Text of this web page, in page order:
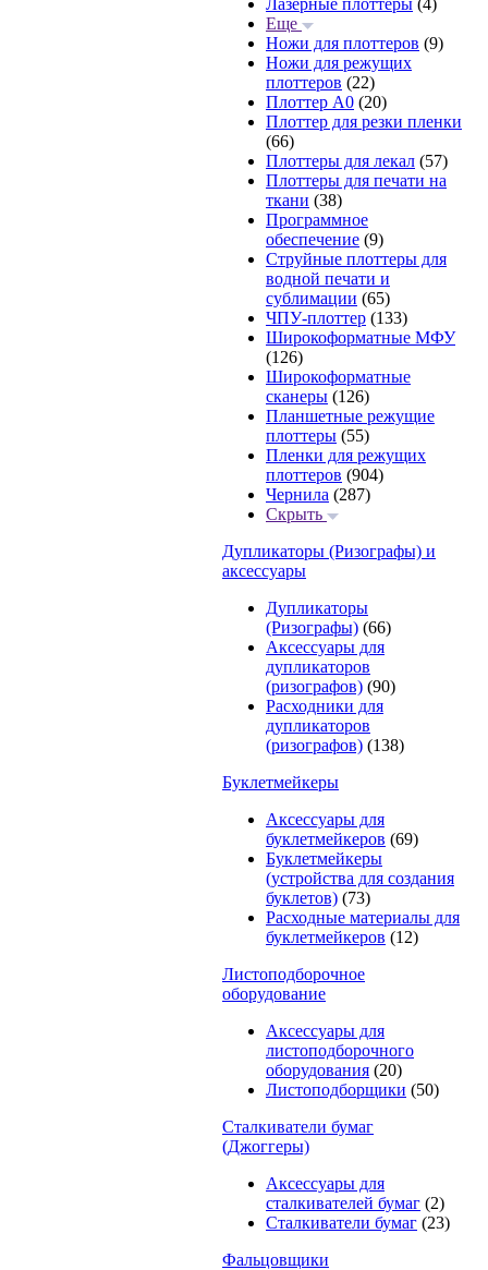
Лазерные плоттеры (4)
Еще
Ножи для плоттеров (9)
Ножи для режущих
плоттеров (22)
Плоттер А0 (20)
Плоттер для резки пленки
(66)
Плоттеры для лекал (57)
Плоттеры для печати на
ткани (38)
Программное
обеспечение (9)
Струйные плоттеры для
водной печати и
сублимации (65)
ЧПУ-плоттер (133)
Широкоформатные МФУ
(126)
Широкоформатные
сканеры (126)
Планшетные режущие
плоттеры (55)
Пленки для режущих
плоттеров (904)
Чернила (287)
Скрыть
Дупликаторы (Ризографы) и
аксессуары
Дупликаторы
(Ризографы) (66)
Аксессуары для
дупликаторов
(ризографов) (90)
Расходники для
дупликаторов
(ризографов) (138)
Буклетмейкеры
Аксессуары для
буклетмейкеров (69)
Буклетмейкеры
(устройства для создания
буклетов) (73)
Расходные материалы для
буклетмейкеров (12)
Листоподборочное
оборудование
Аксессуары для
листоподборочного
оборудования (20)
Листоподборщики (50)
Сталкиватели бумаг
(Джоггеры)
Аксессуары для
сталкивателей бумаг (2)
Сталкиватели бумаг (23)
Фальцовщики